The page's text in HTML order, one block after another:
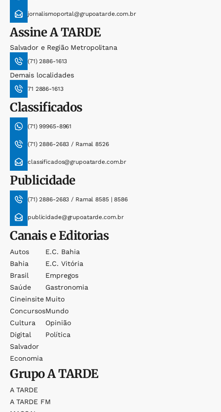
jornalismoportal@grupoatarde.com.br
AssineA TARDE
Salvador e Região Metropolitana
(71) 2886-1613
Demais localidades
71 2886-1613
Classificados
(71) 99965-8961
(71) 2886-2683 / Ramal 8526
classificados@grupoatarde.com.br
Publicidade
(71) 2886-2683 / Ramal 8585 | 8586
publicidade@grupoatarde.com.br
Canais e Editorias
Autos
Bahia
Brasil
Saúde
Cineinsite
Concursos
Cultura
Digital
Salvador
Economia
E.c. Bahia
E.c. Vitória
Empregos
Gastronomia
Muito
Mundo
Opinião
Política
GrupoA TARDE
A TARDE
A TARDE FM